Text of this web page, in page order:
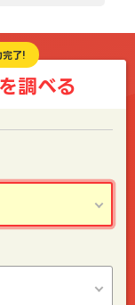
完了!
調べる